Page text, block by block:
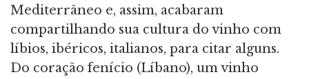
Mediterrâneo e, assim, acabaram
compartilhando sua cultura do vinho com
líbios, ibéricos, italianos, para citar alguns.
Do coração fenício (Líbano), um vinho